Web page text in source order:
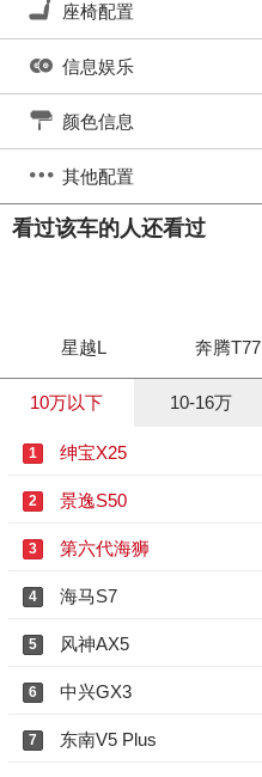
座椅配置
信息娱乐
颜色信息
其他配置
看过该车的人还看过
星越L 奔腾T77
10万以下 10-16万
1 绅宝X25
2 景逸S50
3 第六代海狮
4 海马S7
5 风神AX5
6 中兴GX3
7 东南V5 Plus